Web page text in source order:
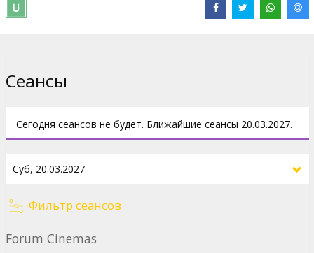
сражений Западного фронта. В блистательном составе —
сопрано Эльза ван ден Хевер и теноры Бен Блисс и Роландо
Сеансы
Сегодня сеансов не будет. Ближайшие сеансы 20.03.2027.
Фильтр сеансов
Forum Cinemas